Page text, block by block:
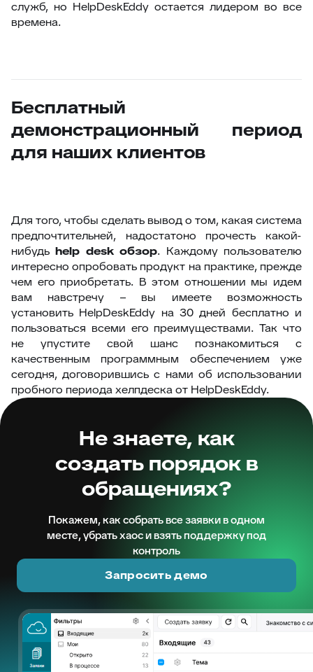
служб, но HelpDeskEddy остается лидером во все
времена.
Бесплатный
демонстрационный период
для наших клиентов
Для того, чтобы сделать вывод о том, какая система
предпочтительней, надостатоно прочесть какой-
нибудьhelp desk обзор. Каждому пользователю
интересно опробовать продукт на практике, прежде
чем его приобретать. В этом отношении мы идем
вам навстречу – вы имеете возможность
установить HelpDeskEddy на 30 дней бесплатно и
пользоваться всеми его преимуществами. Так что
не упустите свой шанс познакомиться с
качественным программным обеспечением уже
сегодня, договорившись с нами об использовании
пробного периода хелпдеска от HelpDeskEddy.
Не знаете, как
создать порядок в
обращениях?
Покажем, как собрать все заявки в одном
месте, убрать хаос и взять поддержку под
контроль
Запросить демо